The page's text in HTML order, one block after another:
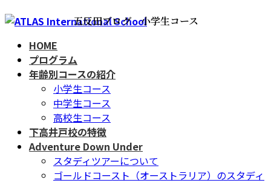
コ
ナ
HOME
プログラム
年齢別コースの紹介
小学生コース
中学生コース
高校生コース
下高井戸校の特徴
Adventure Down Under
スタディツアーについて
ゴールドコースト（オーストラリア）のスタディ
五反田ブログ 小学生コース